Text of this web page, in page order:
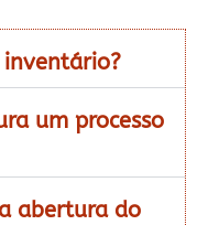
um processo
abertura do